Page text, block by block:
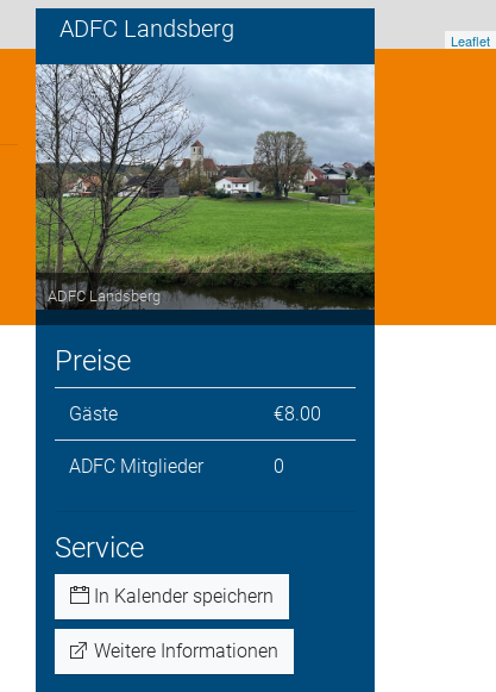
Leaflet
ADFC Landsberg
ADFC Landsberg
Preise
Gäste €8.00
ADFC Mitglieder 0
Service
In Kalender speichern
Weitere Informationen